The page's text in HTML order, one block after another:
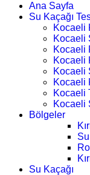
Ana Sayfa
Su Kaçağı
Kocaeli
Kocaeli
Kocaeli
Kocaeli
Kocaeli
Kocaeli
Kocaeli
Kocaeli
Bölgeler
Su Kaçağı